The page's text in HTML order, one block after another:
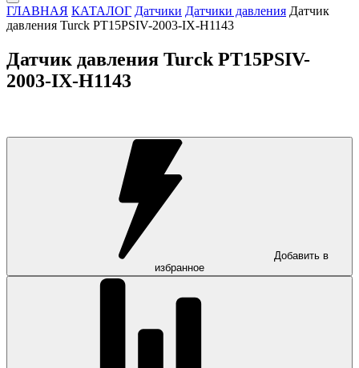
ГЛАВНАЯ КАТАЛОГ Датчики Датчики давления Датчик
давления Turck PT15PSIV-2003-IX-H1143
Датчик давления Turck PT15PSIV-
2003-IX-H1143
Добавить в
избранное